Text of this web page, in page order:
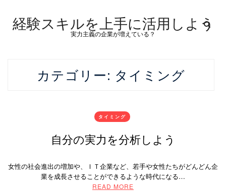
経験スキルを上手に活用しよう
実力主義の企業が増えている？
カテゴリー: タイミング
タイミング
自分の実力を分析しよう
女性の社会進出の増加や、ＩＴ企業など、若手や女性たちがどんどん企
業を成長させることができるような時代になる…
READ MORE